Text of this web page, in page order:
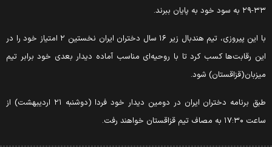
سود خود به پایان ببرند.
با این پیروزی، تیم هندبال زیر ۱۶ سال دختران ایران نخستین ۲ امتیاز خود را در
رقابت‌ها کسب کرد تا با روحیه‌ای مناسب آماده دیدار بعدی خود برابر تیم
شود.
طبق برنامه دختران ایران در دومین دیدار خود فردا (دوشنبه ۲۱ اردیبهشت) از
به مصاف تیم قزاقستان خواهند رفت.